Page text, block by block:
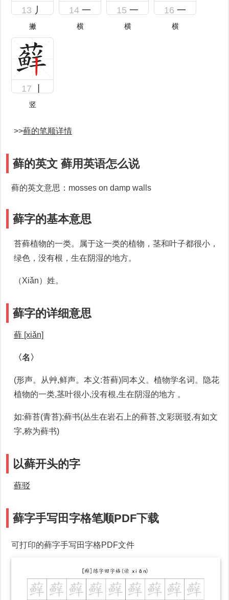
13 丿
撇
14 一
横
15 一
横
16 一
横
17
竖
>>藓的笔顺详情
藓的英文 藓用英语怎么说
藓的英文意思：mosses on damp walls
藓字的基本意思
苔藓植物的一类。属于这一类的植物，茎和叶子都很小，
绿色，没有根，生在阴湿的地方。
（Xiǎn）姓。
藓字的详细意思
藓 [xiǎn]
〈名〉
(形声。从艸,鲜声。本义:苔藓)同本义。植物学名词。隐花
植物的一类,茎叶很小,没有根,生在阴湿的地方 。
如:藓苔(青苔);藓书(丛生在岩石上的藓苔,文彩斑驳,有如文
字,称为藓书)
以藓开头的字
藓驳
藓字手写田字格笔顺PDF下载
可打印的藓字手写田字格PDF文件